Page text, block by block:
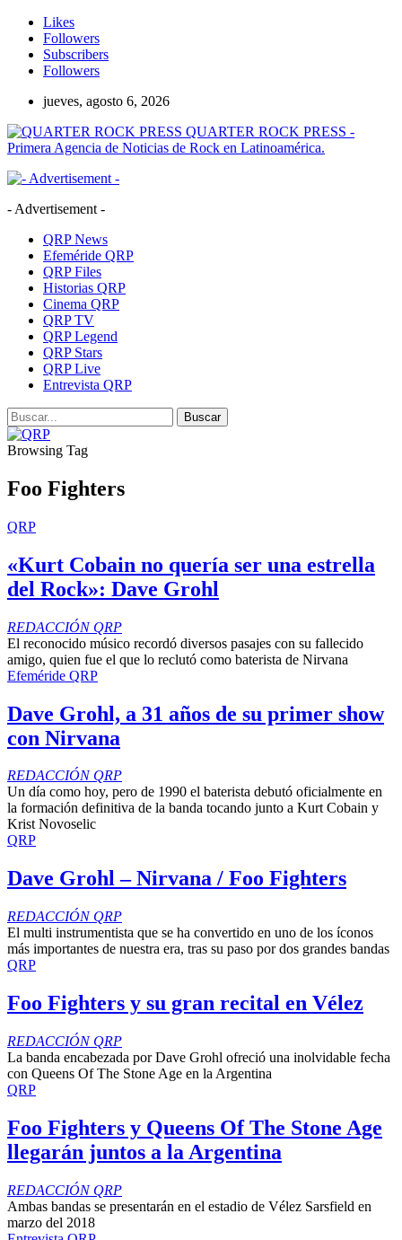
Likes
Followers
Subscribers
Followers
jueves, agosto 6, 2026
QUARTER ROCK PRESS -
Primera Agencia de Noticias de Rock en Latinoamérica.
- Advertisement -
QRP News
Efeméride QRP
QRP Files
Historias QRP
Cinema QRP
QRP TV
QRP Legend
QRP Stars
QRP Live
Entrevista QRP
Browsing Tag
Foo Fighters
QRP
«Kurt Cobain no quería ser una estrella
del Rock»: Dave Grohl
REDACCIÓN QRP
El reconocido músico recordó diversos pasajes con su fallecido
amigo, quien fue el que lo reclutó como baterista de Nirvana
Efeméride QRP
Dave Grohl, a 31 años de su primer show
con Nirvana
REDACCIÓN QRP
Un día como hoy, pero de 1990 el baterista debutó oficialmente en
la formación definitiva de la banda tocando junto a Kurt Cobain y
Krist Novoselic
QRP
Dave Grohl – Nirvana / Foo Fighters
REDACCIÓN QRP
El multi instrumentista que se ha convertido en uno de los íconos
más importantes de nuestra era, tras su paso por dos grandes bandas
QRP
Foo Fighters y su gran recital en Vélez
REDACCIÓN QRP
La banda encabezada por Dave Grohl ofreció una inolvidable fecha
con Queens Of The Stone Age en la Argentina
QRP
Foo Fighters y Queens Of The Stone Age
llegarán juntos a la Argentina
REDACCIÓN QRP
Ambas bandas se presentarán en el estadio de Vélez Sarsfield en
marzo del 2018